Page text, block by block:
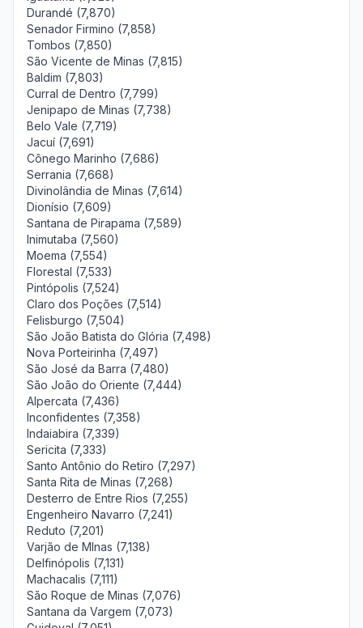
Durandé (7,870)
Senador Firmino (7,858)
Tombos (7,850)
São Vicente de Minas (7,815)
Baldim (7,803)
Curral de Dentro (7,799)
Jenipapo de Minas (7,738)
Belo Vale (7,719)
Jacuí (7,691)
Cônego Marinho (7,686)
Serrania (7,668)
Divinolândia de Minas (7,614)
Dionísio (7,609)
Santana de Pirapama (7,589)
Inimutaba (7,560)
Moema (7,554)
Florestal (7,533)
Pintópolis (7,524)
Claro dos Poções (7,514)
Felisburgo (7,504)
São João Batista do Glória (7,498)
Nova Porteirinha (7,497)
São José da Barra (7,480)
São João do Oriente (7,444)
Alpercata (7,436)
Inconfidentes (7,358)
Indaiabira (7,339)
Sericita (7,333)
Santo Antônio do Retiro (7,297)
Santa Rita de Minas (7,268)
Desterro de Entre Rios (7,255)
Engenheiro Navarro (7,241)
Reduto (7,201)
Varjão de MInas (7,138)
Delfinópolis (7,131)
Machacalis (7,111)
São Roque de Minas (7,076)
Santana da Vargem (7,073)